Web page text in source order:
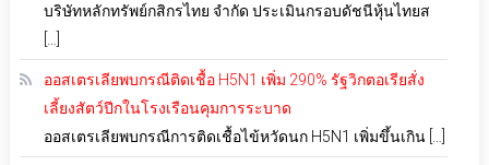
บริษัทหลักทรัพย์กสิกรไทย จำกัด ประเมินกรอบดัชนีหุ้นไทยส
ออสเตรเลียพบกรณีติดเชื้อ H5N1 เพิ่ม 290% รัฐวิกตอเรียสั่ง
เลี้ยงสัตว์ปีกในโรงเรือนคุมการระบาด
ออสเตรเลียพบกรณีการติดเชื้อไข้หวัดนก H5N1 เพิ่มขึ้นเกิน […]